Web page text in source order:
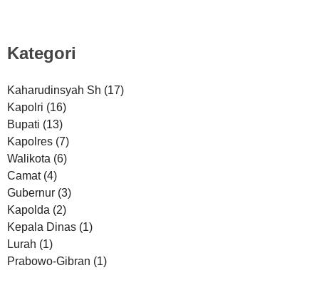
Kategori
Kaharudinsyah Sh (17)
Kapolri (16)
Bupati (13)
Kapolres (7)
Walikota (6)
Camat (4)
Gubernur (3)
Kapolda (2)
Kepala Dinas (1)
Lurah (1)
Prabowo-Gibran (1)